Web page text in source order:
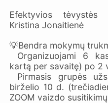
Efektyvios
Kristina Jonaitienė
💡Bendra mokymų
Organizuojami 6
kartą per savaitę) po 2
Pirmasis grupės
birželio 10 d.
ZOOM vaizdo